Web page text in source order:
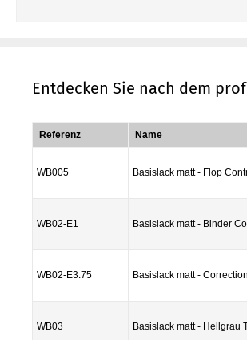
Entdecken Sie nach dem
Referenz Name
WB005 Basislack matt - Flop
WB02-E1 Basislack matt - Binder
WB02-E3.75 Basislack matt -
WB03 Basislack matt - Hellgrau